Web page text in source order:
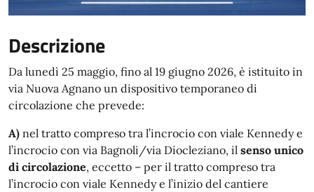
Descrizione
Da lunedì 25 maggio, fino al 19 giugno 2026, è istituito in
via Nuova Agnano un dispositivo temporaneo di
circolazione che prevede:
A) nel tratto compreso tra l’incrocio con viale Kennedy e
l’incrocio con via Bagnoli/via Diocleziano, il senso unico
di circolazione, eccetto – per il tratto compreso tra
l’incrocio con viale Kennedy e l’inizio del cantiere